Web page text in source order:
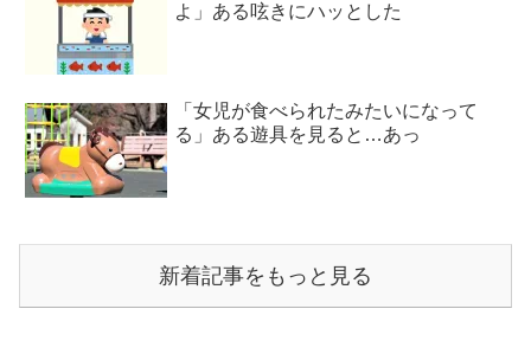
よ」ある呟きにハッとした
「女児が食べられたみたいになって
る」ある遊具を見ると…あっ
新着記事をもっと見る